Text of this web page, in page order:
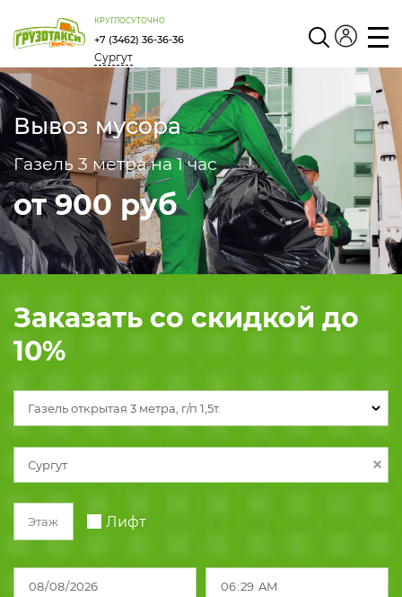
Сургут
КРУГЛОСУТОЧНО
+7 (3462) 36-36-36
Личный
кабинет
Вывоз мусора
Газель 3 метра на 1 час
от 900 руб
Заказать со скидкой до
10%
Газель открытая 3 метра, г/п 1,5т.
Лифт